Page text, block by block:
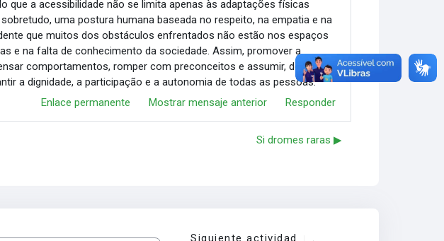
que a acessibilidade não se limita apenas às adaptações físicas
uma postura humana baseada no respeito, na empatia e na
que muitos dos obstáculos enfrentados não estão nos espaços
e na falta de conhecimento da sociedade. Assim, promover a
comportamentos, romper com preconceitos e assumir, de forma
a dignidade, a participação e a autonomia de todas as pessoas.
Enlace permanente
Mostrar mensaje anterior Responder
Si dromes raras ▶︎
Siguiente actividad